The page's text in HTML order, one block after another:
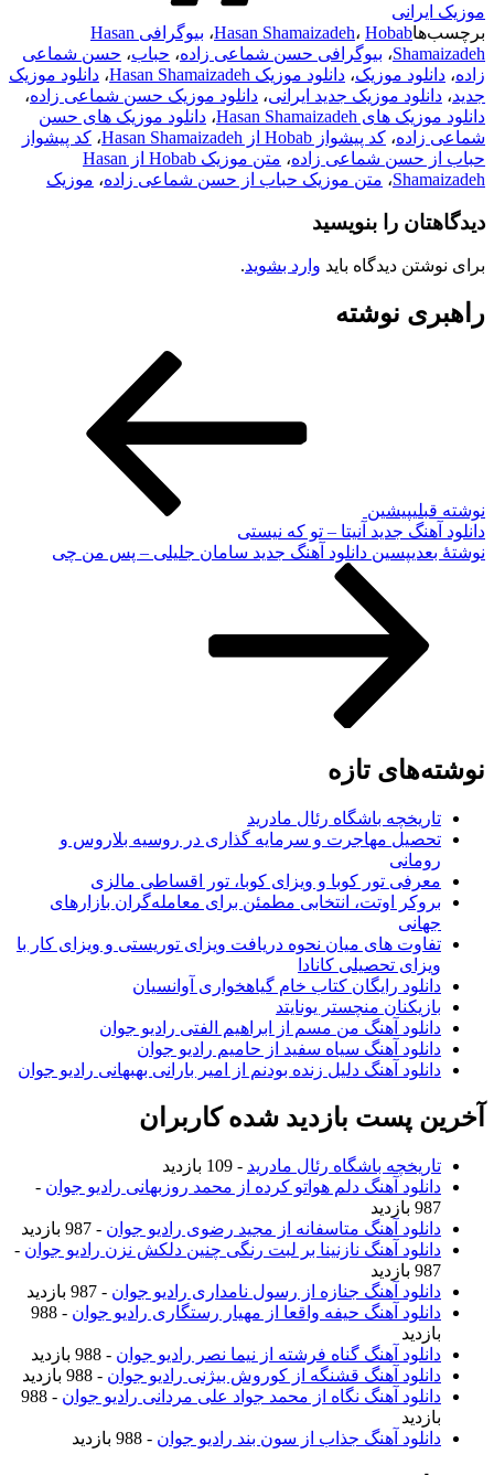
موزیک ایرانی
برچسب‌ها
Hasan Shamaizadeh، Hobab ،
بیوگرافی Hasan
Shamaizadeh، بیوگرافی حسن شماعی زاده، حباب، حسن شماعی
زاده، دانلود موزیک، دانلود موزیک Hasan Shamaizadeh ، دانلود موزیک
جدید، دانلود موزیک جدید ایرانی، دانلود موزیک حسن شماعی زاده،
دانلود موزیک های Hasan Shamaizadeh
، دانلود موزیک های حسن
شماعی زاده، کد پیشواز Hobab از Hasan Shamaizadeh ، کد پیشواز
حباب از حسن شماعی زاده،
متن موزیک Hobab از Hasan
Shamaizadeh، متن موزیک حباب از حسن شماعی زاده، موزیک
دیدگاهتان را بنویسید
برای نوشتن دیدگاه باید وارد بشوید.
راهبری نوشته
نوشته قبلیپیشین
دانلود آهنگ جدید آنیتا – تو که‌ نیستی
نوشته‌ٔ بعدیپسین دانلود آهنگ جدید سامان جلیلی – پس من چی
نوشته‌های تازه
تاریخچه باشگاه رئال مادرید
تحصیل مهاجرت و سرمایه گذاری در روسیه بلاروس و
رومانی
معرفی تور کوبا و ویزای کوبا، تور اقساطی مالزی
بروکر اوتت، انتخابی مطمئن برای معامله‌گران بازارهای
جهانی
تفاوت های میان نحوه دریافت ویزای توریستی و ویزای کار با
ویزای تحصیلی کانادا
دانلود رایگان کتاب خام گیاهخواری آوانسیان
بازیکنان منچستر یونایتد
دانلود آهنگ من مسم از ابراهیم الفتی رادیو جوان
دانلود آهنگ سیاه سفید از حامیم رادیو جوان
دانلود آهنگ دلیل زنده بودنم از امیر بارانی بهبهانی رادیو جوان
آخرین پست بازدید شده کاربران
تاریخچه باشگاه رئال مادرید - 109 بازدید
دانلود آهنگ دلم هواتو کرده از محمد روزبهانی رادیو جوان -
987 بازدید
دانلود آهنگ متاسفانه از مجید رضوی رادیو جوان - 987 بازدید
دانلود آهنگ نازنینا بر لبت رنگی چنین دلکش نزن رادیو جوان -
987 بازدید
دانلود آهنگ جنازه از رسول نامداری رادیو جوان - 987 بازدید
دانلود آهنگ حیفه واقعا از مهیار رستگاری رادیو جوان
- 988
بازدید
دانلود آهنگ گناه فرشته از نیما نصر رادیو جوان - 988 بازدید
دانلود آهنگ قشنگه از کوروش بیژنی رادیو جوان - 988 بازدید
دانلود آهنگ نگاه از محمد جواد علی مردانی رادیو جوان
- 988
بازدید
دانلود آهنگ جذاب از سون بند رادیو جوان - 988 بازدید